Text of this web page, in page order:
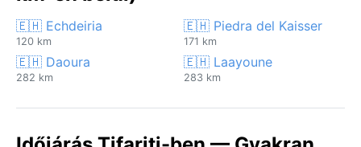
🇪🇭 Echdeiria
120 km
🇪🇭 Piedra del Kaisser
171 km
🇪🇭 Daoura
282 km
🇪🇭 Laayoune
283 km